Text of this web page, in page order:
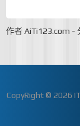
作者AiTi123.com -
CopyRight © 2026